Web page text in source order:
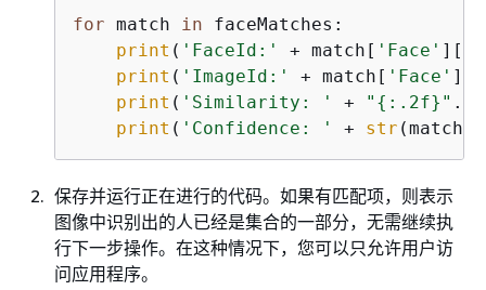
for match in faceMatches:
print ( 'FaceId:' + match[ 'Face' ][
print ( 'ImageId:' + match[ 'Face' ][
print ( 'Similarity: ' + " { :.2f}" .
print ( 'Confidence: ' + str (match[
保存并运行正在进行的代码。如果有匹配项，则表示
图像中识别出的人已经是集合的一部分，无需继续执
行下一步操作。在这种情况下，您可以只允许用户访
问应用程序。